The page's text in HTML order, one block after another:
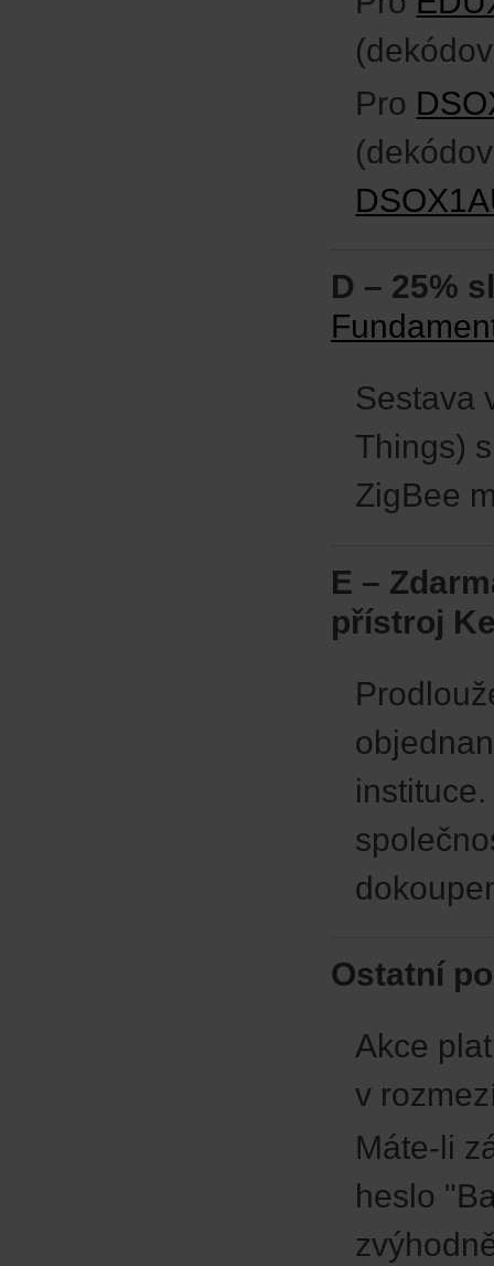
Pro
D – 25%
Sestava
Things)
ZigBee
E –
přístroj
Ostatní
Akce
v
Máte-li
heslo